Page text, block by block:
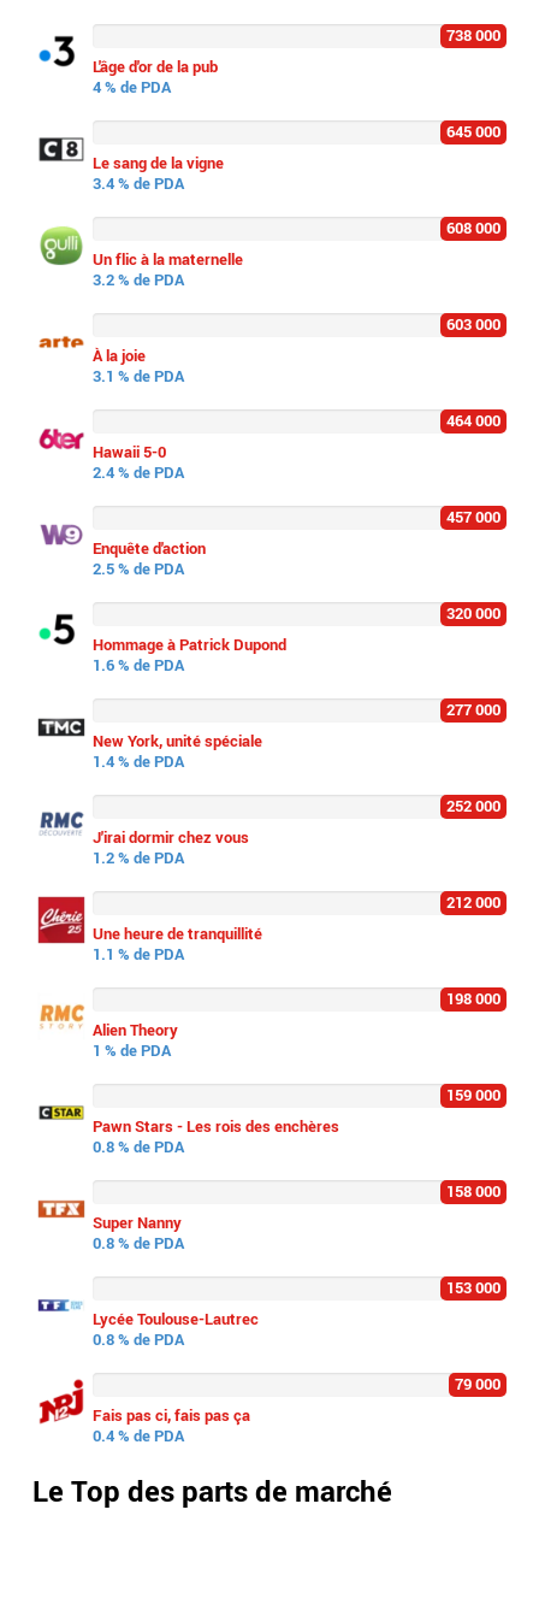
L'âge d'or de la pub
4 % de PDA
738 000
Le sang de la vigne
3.4 % de PDA
645 000
Un flic à la maternelle
3.2 % de PDA
608 000
À la joie
3.1 % de PDA
603 000
Hawaii 5-0
2.4 % de PDA
464 000
Enquête d'action
2.5 % de PDA
457 000
Hommage à Patrick Dupond
1.6 % de PDA
320 000
New York, unité spéciale
1.4 % de PDA
277 000
J'irai dormir chez vous
1.2 % de PDA
252 000
Une heure de tranquillité
1.1 % de PDA
212 000
Alien Theory
1 % de PDA
198 000
Pawn Stars - Les rois des enchères
0.8 % de PDA
159 000
Super Nanny
0.8 % de PDA
158 000
Lycée Toulouse-Lautrec
0.8 % de PDA
153 000
Fais pas ci, fais pas ça
0.4 % de PDA
79 000
Le Top des parts de marché